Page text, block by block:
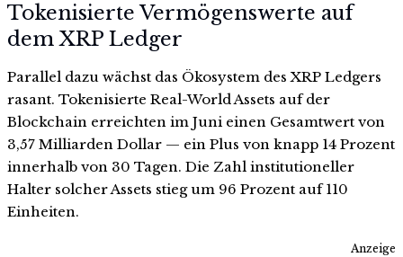
Tokenisierte Vermögenswerte auf
dem XRP Ledger
Parallel dazu wächst das Ökosystem des XRP Ledgers
rasant. Tokenisierte Real-World Assets auf der
Blockchain erreichten im Juni einen Gesamtwert von
3,57 Milliarden Dollar — ein Plus von knapp 14 Prozent
innerhalb von 30 Tagen. Die Zahl institutioneller
Halter solcher Assets stieg um 96 Prozent auf 110
Einheiten.
Anzeige